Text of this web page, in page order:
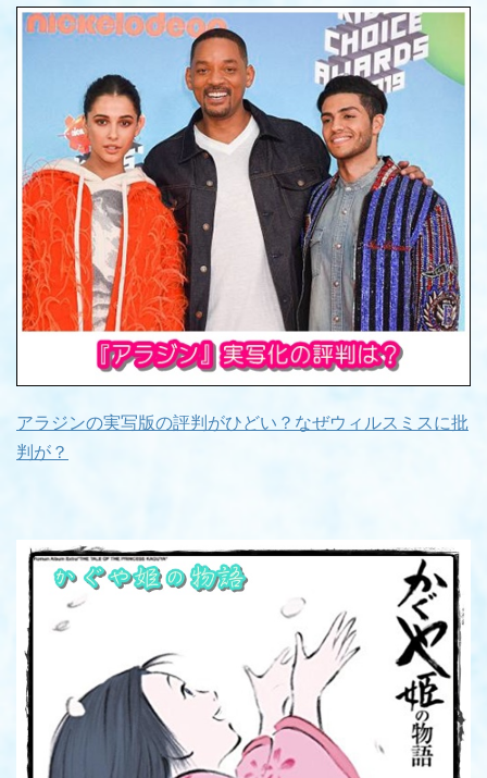
アラジンの実写版の評判がひどい？なぜウィルスミスに批
判が？